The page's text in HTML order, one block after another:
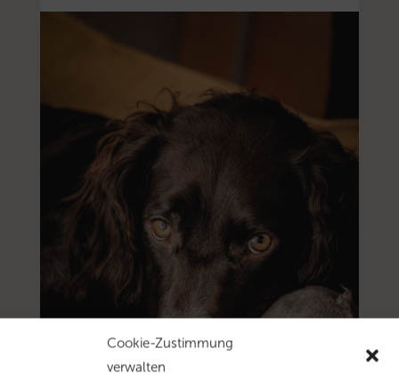
Cookie-Zustimmung
verwalten